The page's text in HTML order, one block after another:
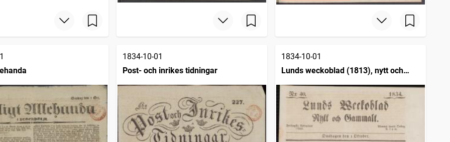
1834-10-01
Post- och inrikes tidningar
1834-10-01
Lunds weckoblad (1813), nytt och
gammalt